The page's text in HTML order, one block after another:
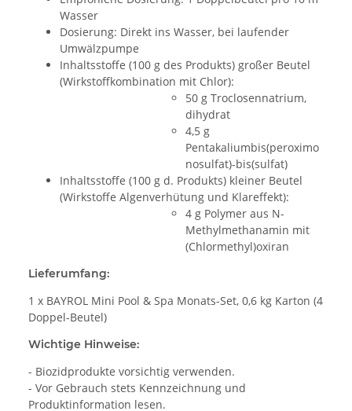
Wasser
Dosierung: Direkt ins Wasser, bei laufender
Umwälzpumpe
Inhaltsstoffe (100 g des Produkts) großer Beutel
(Wirkstoffkombination mit Chlor):
50 g Troclosennatrium,
dihydrat
4,5 g
Pentakaliumbis(peroximo
nosulfat)-bis(sulfat)
Inhaltsstoffe (100 g d. Produkts) kleiner Beutel
(Wirkstoffe Algenverhütung und Klareffekt):
4 g Polymer aus N-
Methylmethanamin mit
(Chlormethyl)oxiran
Lieferumfang:
1 x BAYROL Mini Pool & Spa Monats-Set, 0,6 kg Karton (4
Doppel-Beutel)
Wichtige Hinweise:
- Biozidprodukte vorsichtig verwenden.
- Vor Gebrauch stets Kennzeichnung und
Produktinformation lesen.